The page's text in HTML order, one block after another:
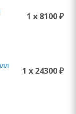
1 x 8100 ₽
1 x 24300 ₽